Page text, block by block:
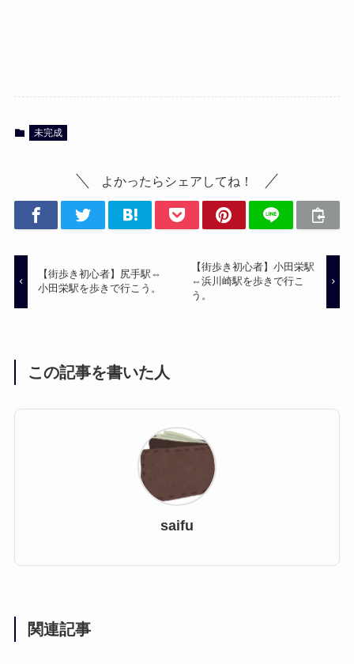
未完成
よかったらシェアしてね！
【街歩き初心者】尻手駅⇔
小田栄駅を歩きで行こう。
【街歩き初心者】小田栄駅
⇔浜川崎駅を歩きで行こ
う。
この記事を書いた人
saifu
関連記事